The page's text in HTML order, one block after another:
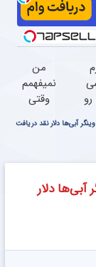
من
نمیفهمم
وقتی
درمان
چرا
رو داری
آبی‌ها دلار نقد دریافت
آبی‌ها دلار